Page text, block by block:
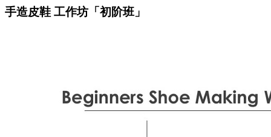
手造皮鞋 工作坊「初阶班」